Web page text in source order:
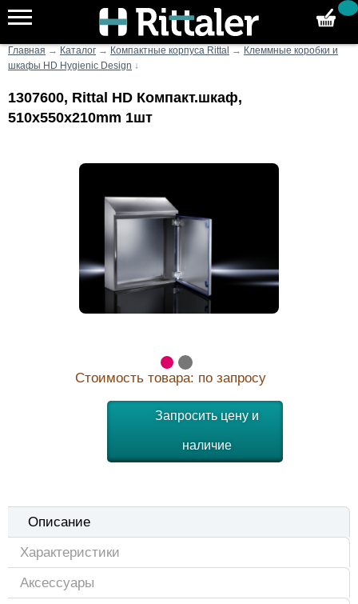
Главная → Каталог → Компактные корпуса Rittal → Клеммные коробки и
шкафы HD Hygienic Design ↓
1307600, Rittal HD Компакт.шкаф,
510x550x210mm 1шт
Стоимость товара: по запросу
Запросить цену и
наличие
Описание
Характеристики
Аксессуары